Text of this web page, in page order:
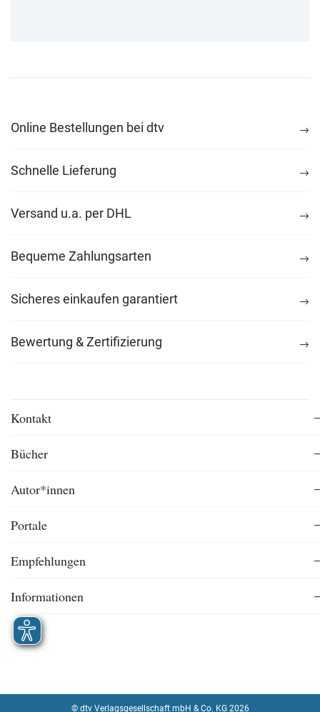
Online Bestellungen bei dtv
Schnelle Lieferung
Versand u.a. per DHL
Bequeme Zahlungsarten
Sicheres einkaufen garantiert
Bewertung & Zertifizierung
Kontakt
Bücher
Autor*innen
Portale
Empfehlungen
Informationen
© dtv Verlagsgesellschaft mbH & Co. KG 2026